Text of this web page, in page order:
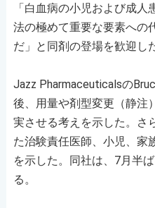
「白血病の小児および成
法の極めて重要な要素への
だ」と同剤の登場を歓迎し
Jazz Pharmaceuticalsの
後、用量や剤型変更（静注
実させる考えを示した。さ
た治験責任医師、小児、家
を示した。同社は、7月半
る。